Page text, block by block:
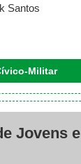
Santos
Militar
Jovens e